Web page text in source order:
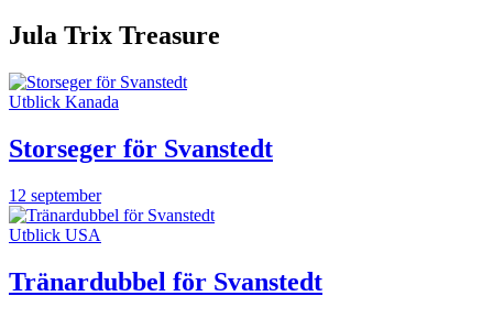
Jula Trix Treasure
Utblick Kanada
Storseger för Svanstedt
12 september
Utblick USA
Tränardubbel för Svanstedt